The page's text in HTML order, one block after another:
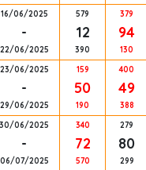
16/06/2025
-
22/06/2025
579
12
390
379
94
130
23/06/2025
-
29/06/2025
159
50
190
400
49
388
30/06/2025
-
06/07/2025
340
72
570
279
80
299